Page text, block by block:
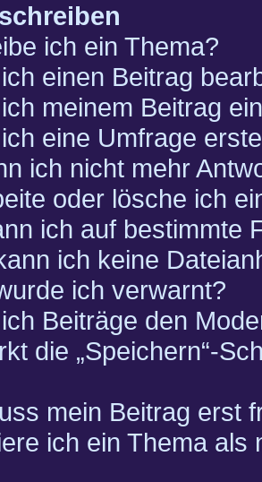
ich ein Thema?
einen Beitrag
meinem Beitrag
eine Umfrage
ich nicht mehr
oder lösche ich
ich auf bestimmte
ich keine
ich verwarnt?
Beiträge den
die „Speichern“-
mein Beitrag erst
ich ein Thema als